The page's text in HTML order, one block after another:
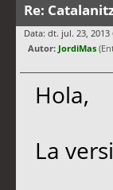
Re:
Data: dt. jul. 23, 2013
Autor: JordiMas
Hola,
La